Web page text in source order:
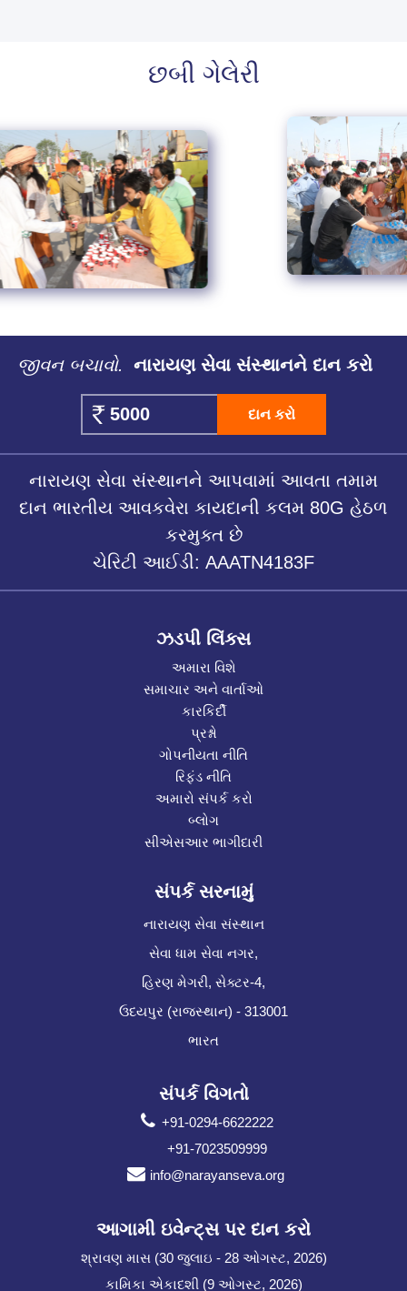
છબી ગેલેરી
જીવન બચાવો. નારાયણ સેવા સંસ્થાનને દાન કરો
દાન કરો
નારાયણ સેવા સંસ્થાનને આપવામાં આવતા તમામ
દાન ભારતીય આવકવેરા કાયદાની કલમ 80G હેઠળ
કરમુક્ત છે
ચેરિટી આઈડી: AAATN4183F
ઝડપી લિંક્સ
અમારા વિશે
સમાચાર અને વાર્તાઓ
કારકિર્દી
પ્રશ્નો
ગોપનીયતા નીતિ
રિફંડ નીતિ
અમારો સંપર્ક કરો
બ્લોગ
સીએસઆર ભાગીદારી
સંપર્ક સરનામું
નારાયણ સેવા સંસ્થાન
સેવા ધામ સેવા નગર,
હિરણ મેગરી, સેક્ટર-4,
ઉદયપુર (રાજસ્થાન) - 313001
ભારત
સંપર્ક વિગતો
+91-0294-6622222
+91-7023509999
info@narayanseva.org
આગામી ઇવેન્ટ્સ પર દાન કરો
શ્રાવણ માસ (30 જુલાઇ - 28 ઓગસ્ટ, 2026)
કામિકા એકાદશી (9 ઓગસ્ટ, 2026)